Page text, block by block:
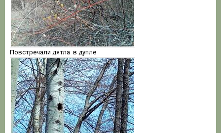
Повстречали дятла в дупле